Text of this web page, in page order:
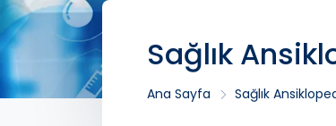
Sağlık
Ana Sayfa Sağlık